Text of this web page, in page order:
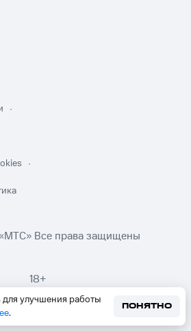
улучшения работы
.
ПОНЯТНО
Все права защищены
18+